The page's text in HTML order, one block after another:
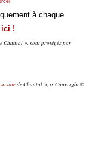
à chaque
!
Chantal », sont protégés par
de Chantal », is Copyright ©